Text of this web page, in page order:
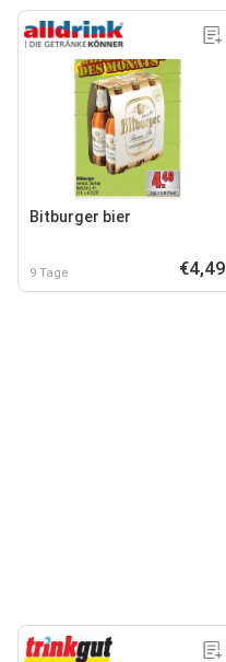
Bitburger bier
9 Tage €4,49